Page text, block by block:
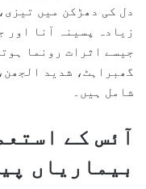
دل کی دھڑکن میں
زیادہ پسینہ آنا اور
جیسے اثرات رونما
گھبراہٹ، شدید
شامل ہیں۔
آئس کے
بیماریاں